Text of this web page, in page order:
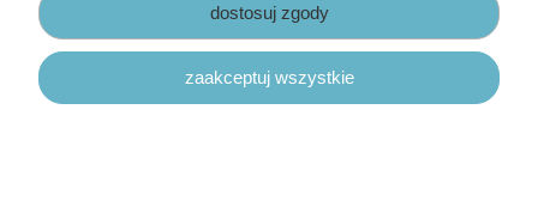
pokaż pełną wersję strony
Sklep internetowy Shoper.pl
dostosuj zgody
zaakceptuj wszystkie